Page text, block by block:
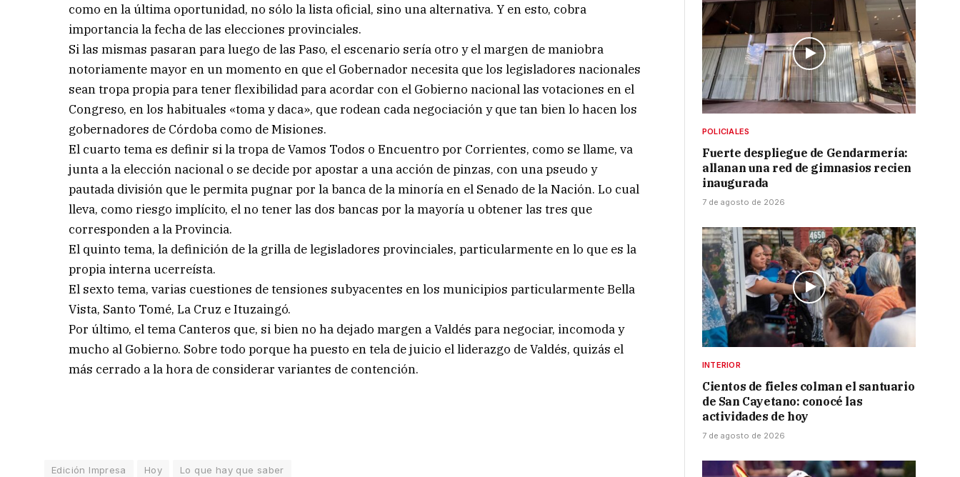
como en la última oportunidad, no sólo la lista oficial, sino una alternativa. Y en esto, cobra
importancia la fecha de las elecciones provinciales.
Si las mismas pasaran para luego de las Paso, el escenario sería otro y el margen de maniobra
notoriamente mayor en un momento en que el Gobernador necesita que los legisladores nacionales
sean tropa propia para tener flexibilidad para acordar con el Gobierno nacional las votaciones en el
Congreso, en los habituales «toma y daca», que rodean cada negociación y que tan bien lo hacen los
gobernadores de Córdoba como de Misiones.
El cuarto tema es definir si la tropa de Vamos Todos o Encuentro por Corrientes, como se llame, va
junta a la elección nacional o se decide por apostar a una acción de pinzas, con una pseudo y
pautada división que le permita pugnar por la banca de la minoría en el Senado de la Nación. Lo cual
lleva, como riesgo implícito, el no tener las dos bancas por la mayoría u obtener las tres que
corresponden a la Provincia.
El quinto tema, la definición de la grilla de legisladores provinciales, particularmente en lo que es la
propia interna ucerreísta.
El sexto tema, varias cuestiones de tensiones subyacentes en los municipios particularmente Bella
Vista, Santo Tomé, La Cruz e Ituzaingó.
Por último, el tema Canteros que, si bien no ha dejado margen a Valdés para negociar, incomoda y
mucho al Gobierno. Sobre todo porque ha puesto en tela de juicio el liderazgo de Valdés, quizás el
más cerrado a la hora de considerar variantes de contención.
Edición Impresa Hoy Lo que hay que saber
POLICIALES
Fuerte despliegue de Gendarmería:
allanan una red de gimnasios recien
inaugurada
7 de agosto de 2026
INTERIOR
Cientos de fieles colman el santuario
de San Cayetano: conocé las
actividades de hoy
7 de agosto de 2026